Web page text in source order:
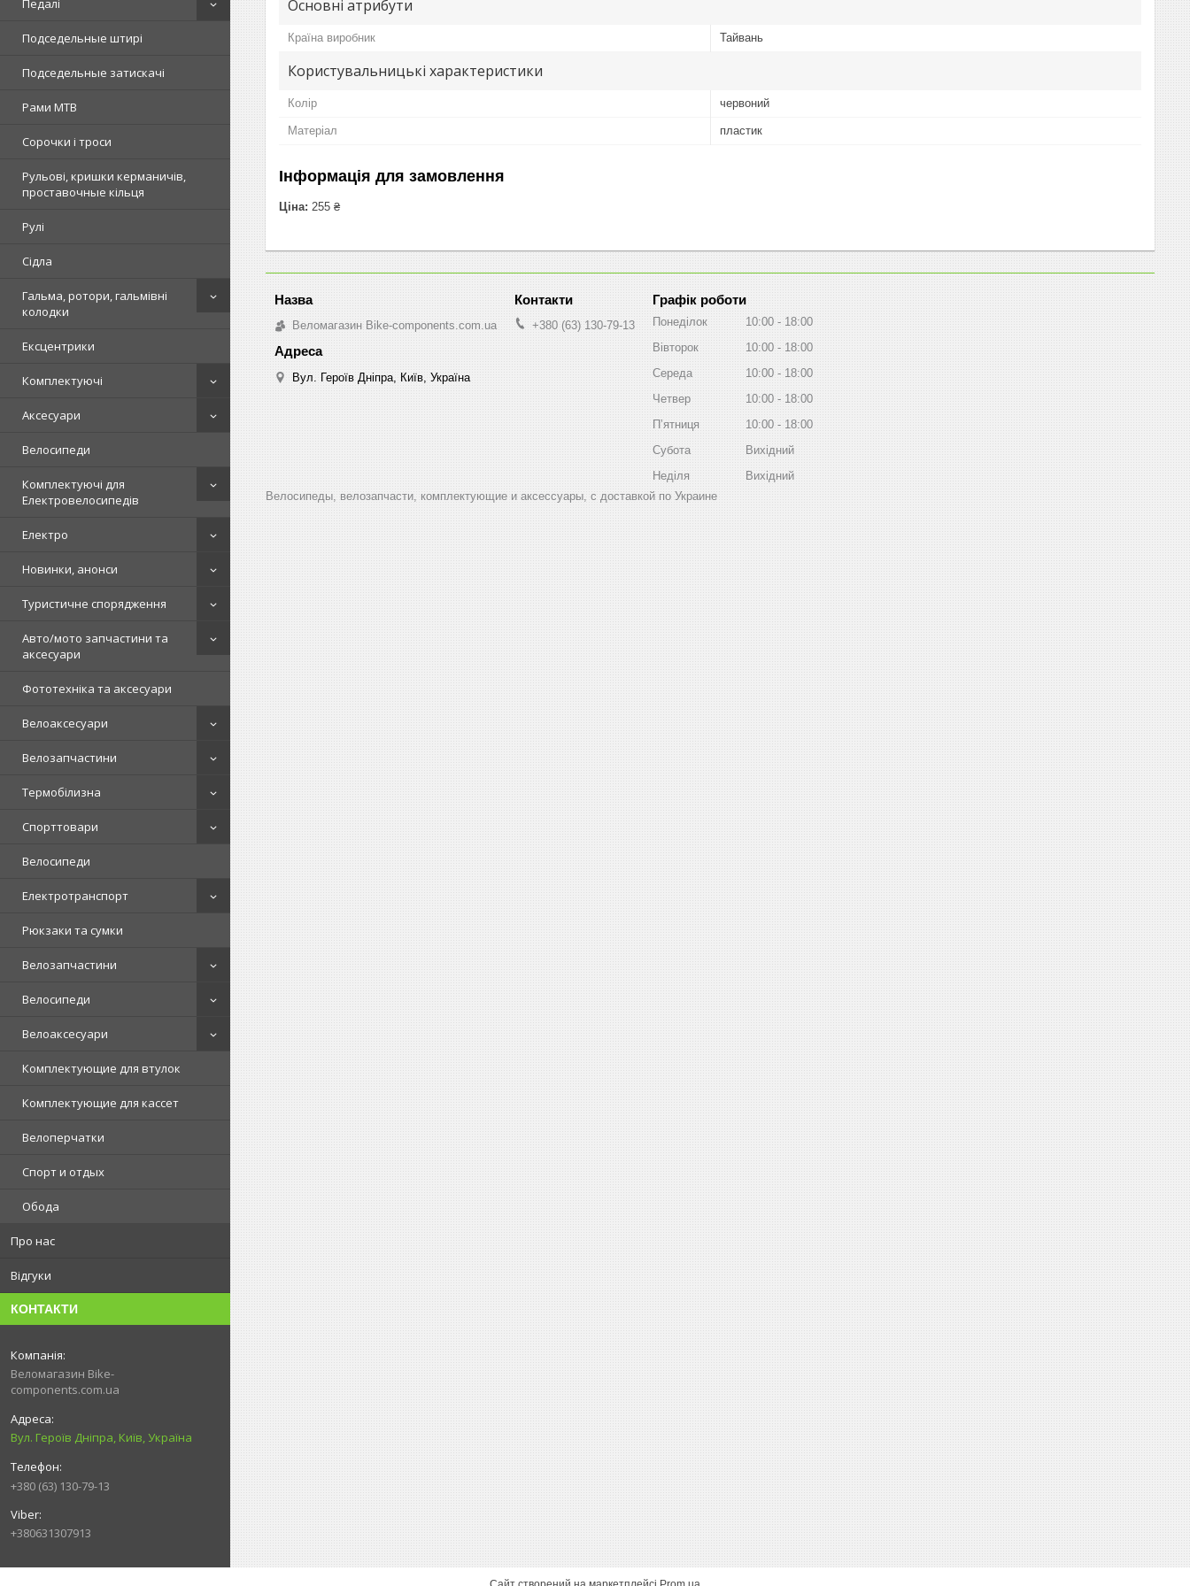
Педалі
Подседельные штирі
Подседельные затискачі
Рами MTB
Сорочки і троси
Рульові, кришки керманичів,
проставочные кільця
Рулі
Сідла
Гальма, ротори, гальмівні
колодки
Ексцентрики
Комплектуючі
Аксесуари
Велосипеди
Комплектуючі для
Електровелосипедів
Електро
Новинки, анонси
Туристичне спорядження
Авто/мото запчастини та
аксесуари
Фототехніка та аксесуари
Велоаксесуари
Велозапчастини
Термобілизна
Спорттовари
Велосипеди
Електротранспорт
Рюкзаки та сумки
Велозапчастини
Велосипеди
Велоаксесуари
Комплектующие для втулок
Комплектующие для кассет
Велоперчатки
Спорт и отдых
Обода
Про нас
Відгуки
КОНТАКТИ
Веломагазин Bike-
components.com.ua
Вул. Героїв Дніпра, Київ, Україна
+380 (63) 130-79-13
+380631307913
Основні атрибути
Країна виробник Тайвань
Користувальницькі характеристики
Колір червоний
Матеріал пластик
Інформація для замовлення
Ціна: 255 ₴
Веломагазин Bike-components.com.ua
Вул. Героїв Дніпра, Київ, Україна
+380 (63) 130-79-13
Графік роботи
Понеділок 10:00
18:00
Вівторок
10:00
18:00
Середа
10:00
18:00
Четвер
10:00
18:00
Пʼятниця
10:00
18:00
Субота
Вихідний
Неділя
Вихідний
Велосипеды, велозапчасти, комплектующие и аксессуары, с доставкой по Украине